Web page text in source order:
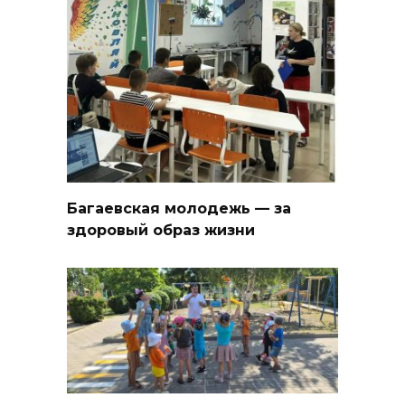
Багаевская молодежь — за
здоровый образ жизни